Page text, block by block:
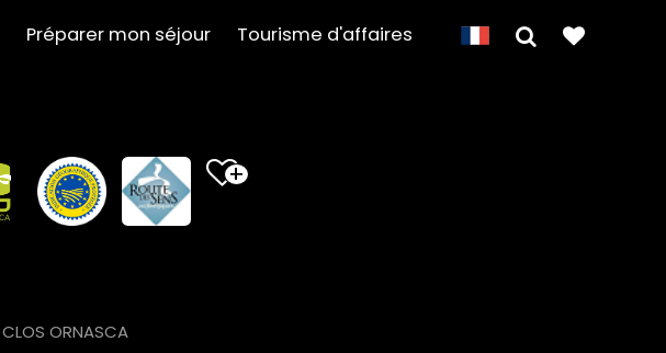
Préparer mon séjour Tourisme d'affaires
+
CLOS ORNASCA